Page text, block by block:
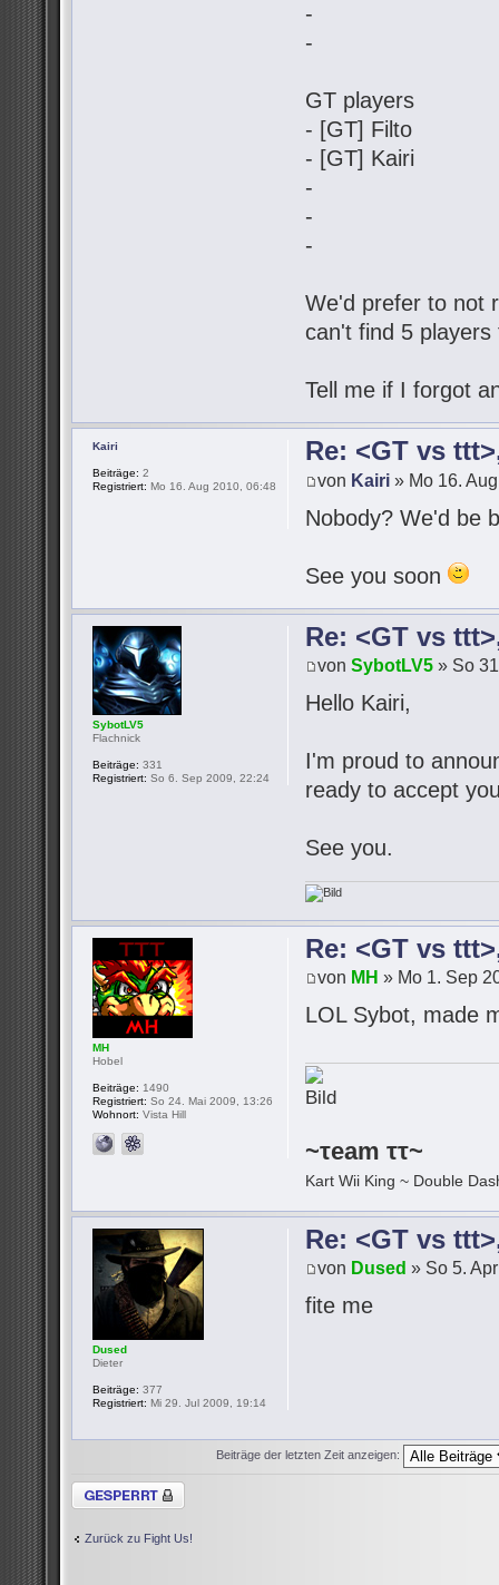
-
-
GT players
- [GT] Filto
- [GT] Kairi
-
-
-
We'd prefer to not
can't find 5
Tell me if I forgot
Re: <GT vs
von Kairi » Mo 16.
Nobody? We'd be
See you soon
Kairi
Beiträge: 2
Registriert: Mo 16. Aug 2010, 06:48
Re: <GT vs
vonSybotLV5 » So
Hello Kairi,
I'm proud to
ready to accept
See you.
SybotLV5
Flachnick
Beiträge: 331
Registriert: So 6. Sep 2009, 22:24
Re: <GT vs
von MH » Mo 1. Sep
LOL Sybot, made
~τeam ττ~
Kart Wii King ~ Double
MH
Hobel
Beiträge: 1490
Registriert: So 24. Mai 2009, 13:26
Wohnort: Vista Hill
Re: <GT vs
von Dused » So 5.
fite me
Dused
Dieter
Beiträge: 377
Registriert: Mi 29. Jul 2009, 19:14
Beiträge der letzten Zeit anzeigen:
Thema gesperrt
Zurück zu Fight Us!